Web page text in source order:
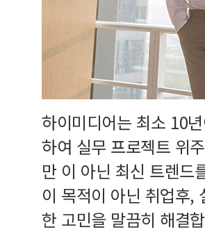
하이미디어는 최소 10
하여 실무 프로젝트 위
만 이 아닌 최신 트렌드
이 목적이 아닌 취업후,
한 고민을 말끔히 해결